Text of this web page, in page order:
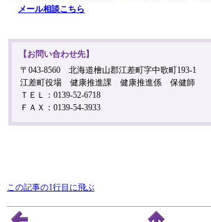
メール相談こちら
【お問い合わせ先】
〒043-8560 北海道檜山郡江差町字中歌町193-1
江差町役場 健康推進課 健康推進係 保健師
ＴＥＬ：0139-52-6718
ＦＡＸ：0139-54-3933
この記事の1行目に飛ぶ